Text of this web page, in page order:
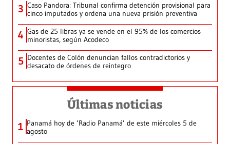
3 Caso Pandora: Tribunal confirma detención provisional para
cinco imputados y ordena una nueva prisión preventiva
4 Gas de 25 libras ya se vende en el 95% de los comercios
minoristas, según Acodeco
5 Docentes de Colón denuncian fallos contradictorios y
desacato de órdenes de reintegro
Últimas noticias
1 Panamá hoy de ‘Radio Panamá’ de este miércoles 5 de
agosto